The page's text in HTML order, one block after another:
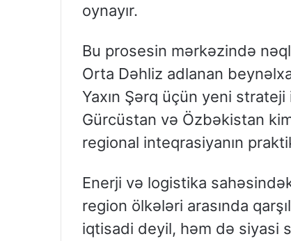
oynayır.
Bu prosesin mərkəzində
Orta Dəhliz adlanan
Yaxın Şərq üçün yeni strateji
Gürcüstan və Özbəkistan
regional inteqrasiyanın
Enerji və logistika
region ölkələri arasında
iqtisadi deyil, həm də siyasi